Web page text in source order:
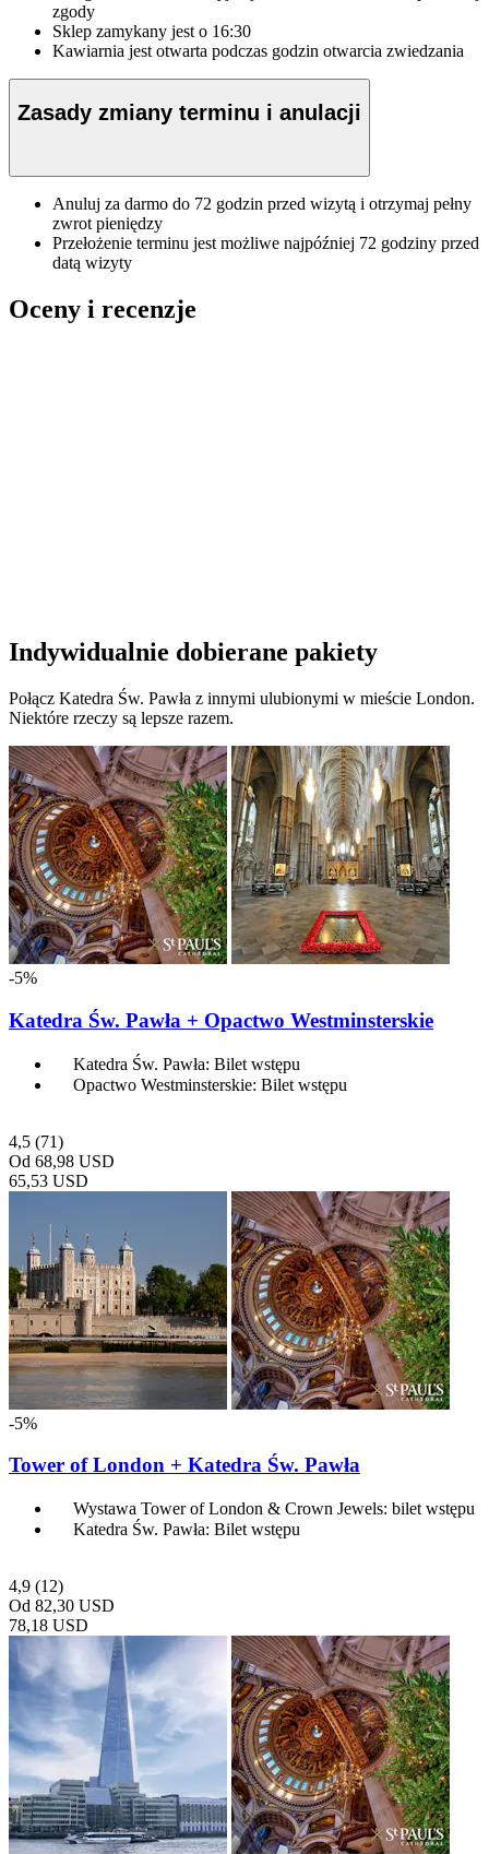
zgody
Sklep zamykany jest o 16:30
Kawiarnia jest otwarta podczas godzin otwarcia zwiedzania
Zasady zmiany terminu i anulacji
Anuluj za darmo do 72 godzin przed wizytą i otrzymaj pełny
zwrot pieniędzy
Przełożenie terminu jest możliwe najpóźniej 72 godziny przed
datą wizyty
Oceny i recenzje
Indywidualnie dobierane pakiety
Połącz Katedra Św. Pawła z innymi ulubionymi w mieście London.
Niektóre rzeczy są lepsze razem.
-5%
Katedra Św. Pawła + Opactwo Westminsterskie
Katedra Św. Pawła: Bilet wstępu
Opactwo Westminsterskie: Bilet wstępu
4,5 (71)
Od 68,98 USD
65,53 USD
-5%
Tower of London + Katedra Św. Pawła
Wystawa Tower of London & Crown Jewels: bilet wstępu
Katedra Św. Pawła: Bilet wstępu
4,9 (12)
Od 82,30 USD
78,18 USD